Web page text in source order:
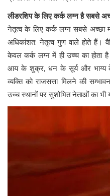
लीडरशिप के लिए कर्क लग्न है सबसे
नेतृत्व के लिए कर्क लग्न सबसे अच्छा
अधिकांशत: नेतृत्व गुण वाले होते हैं।
केवल कर्क लग्न में ही उच्च का होता
आय के शुक्र, धन के सूर्य और भाग्य
व्यक्ति को राजसत्ता मिलने की
उच्च स्थानों पर सुशोभित नेताओं का भी